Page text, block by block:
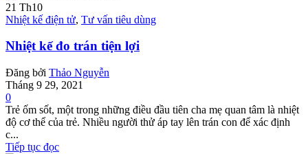
21 Th10
Nhiệt kế điện tử, Tư vấn tiêu dùng
Nhiệt kế đo trán tiện lợi
Đăng bởi Thảo Nguyễn
Tháng 9 29, 2021
0
Trẻ ốm sốt, một trong những điều đầu tiên cha mẹ quan tâm là nhiệt
độ cơ thể của trẻ. Nhiều người thử áp tay lên trán con để xác định
c...
Tiếp tục đọc